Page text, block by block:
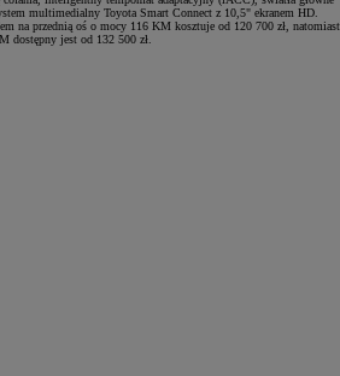
multimedialny Toyota Smart Connect z 10,5" ekranem HD.
na przednią oś o mocy 116 KM kosztuje od 120 700 zł, natomiast
dostępny jest od 132 500 zł.